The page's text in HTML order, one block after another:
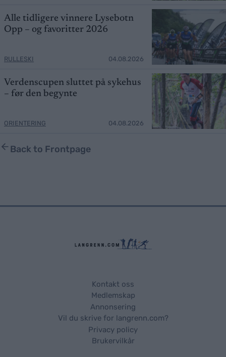
Alle tidligere vinnere Lysebotn
Opp – og favoritter 2026
RULLESKI 04.08.2026
Verdenscupen sluttet på sykehus
– før den begynte
ORIENTERING 04.08.2026
Back to Frontpage
Kontakt oss
Medlemskap
Annonsering
Vil du skrive for langrenn.com?
Privacy policy
Brukervilkår